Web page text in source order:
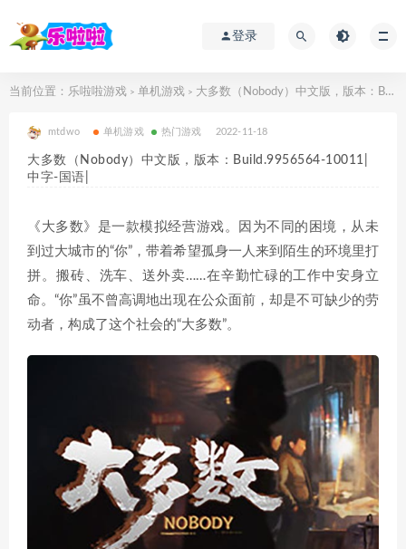
登录
当前位置： 乐啦啦游戏 > 单机游戏 > 大多数（Nobody）中文版，版本：Build.9956564-10011|中字-国语|
mtdwo 单机游戏 热门游戏 2022-11-18
大多数（Nobody）中文版，版本：Build.9956564-10011|
中字-国语|
《大多数》是一款模拟经营游戏。因为不同的困境，从未
到过大城市的“你”，带着希望孤身一人来到陌生的环境里打
拼。搬砖、洗车、送外卖……在辛勤忙碌的工作中安身立
命。“你”虽不曾高调地出现在公众面前，却是不可缺少的劳
动者，构成了这个社会的“大多数”。